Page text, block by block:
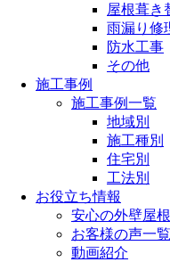
屋根葺き
雨漏り修
防水工事
その他
施工事例
施工事例一覧
地域別
施工種別
住宅別
工法別
お役立ち情報
安心の外壁屋
お客様の声一覧
動画紹介